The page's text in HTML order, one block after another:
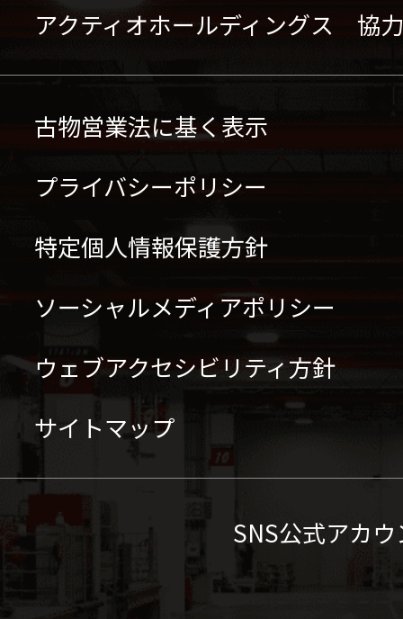
アクティオホールディングス 協
古物営業法に基く表示
プライバシーポリシー
特定個人情報保護方針
ソーシャルメディアポリシー
ウェブアクセシビリティ方針
サイトマップ
SNS公式アカ